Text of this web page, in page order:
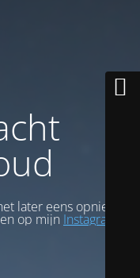
later eens opnieuw.
op mijn Instagram